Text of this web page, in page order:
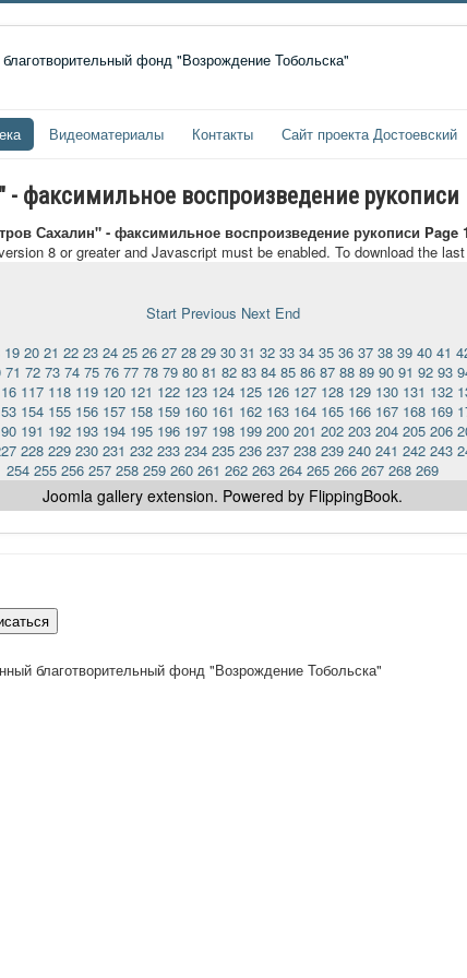
Видеоматериалы Контакты Сайт проекта Достоевский
факсимильное воспроизведение рукописи
Сахалин" - факсимильное воспроизведение рукописи Page
8 or greater and Javascript must be enabled. To download the
Start Previous Next End
19 20 21 22 23 24 25 26 27 28 29 30 31 32 33 34 35 36 37 38 39 40 41
71 72 73 74 75 76 77 78 79 80 81 82 83 84 85 86 87 88 89 90 91 92 93
117 118 119 120 121 122 123 124 125 126 127 128 129 130 131 132
154 155 156 157 158 159 160 161 162 163 164 165 166 167 168 169
191 192 193 194 195 196 197 198 199 200 201 202 203 204 205 206
228 229 230 231 232 233 234 235 236 237 238 239 240 241 242 243
254 255 256 257 258 259 260 261 262 263 264 265 266 267 268 269
Joomla gallery extension. Powered by FlippingBook.
благотворительный фонд "Возрождение Тобольска"